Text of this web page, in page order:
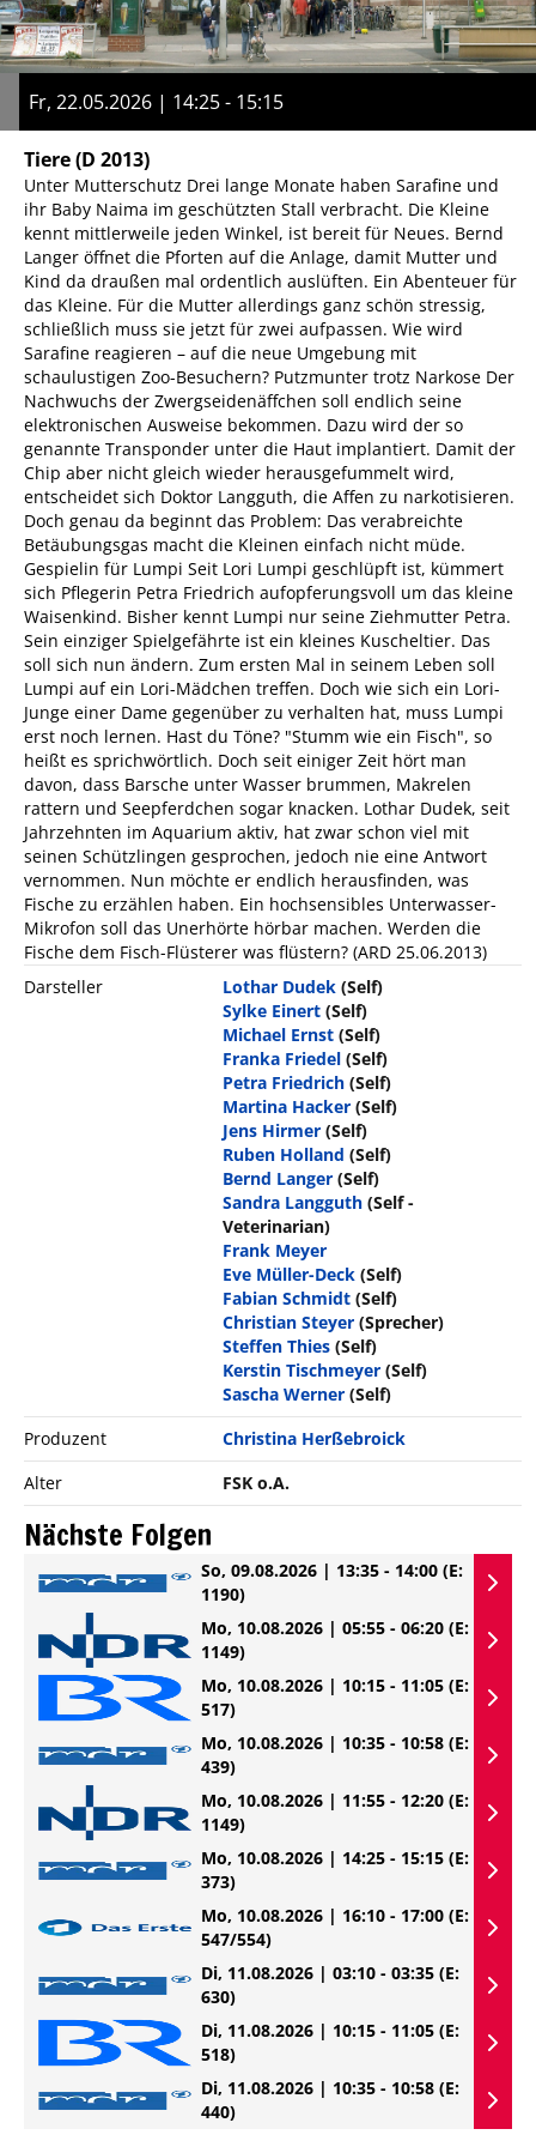
Fr, 22.05.2026 | 14:25 - 15:15
Tiere(D 2013)
Unter Mutterschutz Drei lange Monate haben Sarafine und
ihr Baby Naima im geschützten Stall verbracht. Die Kleine
kennt mittlerweile jeden Winkel, ist bereit für Neues. Bernd
Langer öffnet die Pforten auf die Anlage, damit Mutter und
Kind da draußen mal ordentlich auslüften. Ein Abenteuer für
das Kleine. Für die Mutter allerdings ganz schön stressig,
schließlich muss sie jetzt für zwei aufpassen. Wie wird
Sarafine reagieren – auf die neue Umgebung mit
schaulustigen Zoo-Besuchern? Putzmunter trotz Narkose Der
Nachwuchs der Zwergseidenäffchen soll endlich seine
elektronischen Ausweise bekommen. Dazu wird der so
genannte Transponder unter die Haut implantiert. Damit der
Chip aber nicht gleich wieder herausgefummelt wird,
entscheidet sich Doktor Langguth, die Affen zu narkotisieren.
Doch genau da beginnt das Problem: Das verabreichte
Betäubungsgas macht die Kleinen einfach nicht müde.
Gespielin für Lumpi Seit Lori Lumpi geschlüpft ist, kümmert
sich Pflegerin Petra Friedrich aufopferungsvoll um das kleine
Waisenkind. Bisher kennt Lumpi nur seine Ziehmutter Petra.
Sein einziger Spielgefährte ist ein kleines Kuscheltier. Das
soll sich nun ändern. Zum ersten Mal in seinem Leben soll
Lumpi auf ein Lori-Mädchen treffen. Doch wie sich ein Lori-
Junge einer Dame gegenüber zu verhalten hat, muss Lumpi
erst noch lernen. Hast du Töne? "Stumm wie ein Fisch", so
heißt es sprichwörtlich. Doch seit einiger Zeit hört man
davon, dass Barsche unter Wasser brummen, Makrelen
rattern und Seepferdchen sogar knacken. Lothar Dudek, seit
Jahrzehnten im Aquarium aktiv, hat zwar schon viel mit
seinen Schützlingen gesprochen, jedoch nie eine Antwort
vernommen. Nun möchte er endlich herausfinden, was
Fische zu erzählen haben. Ein hochsensibles Unterwasser-
Mikrofon soll das Unerhörte hörbar machen. Werden die
Fische dem Fisch-Flüsterer was flüstern? (ARD 25.06.2013)
Darsteller
Lothar Dudek (Self)
Sylke Einert (Self)
Michael Ernst (Self)
Franka Friedel (Self)
Petra Friedrich (Self)
Martina Hacker (Self)
Jens Hirmer (Self)
Ruben Holland (Self)
Bernd Langer (Self)
Sandra Langguth (Self -
Veterinarian)
Frank Meyer
Eve Müller-Deck (Self)
Fabian Schmidt (Self)
Christian Steyer (Sprecher)
Steffen Thies (Self)
Kerstin Tischmeyer (Self)
Sascha Werner (Self)
Produzent
Christina Herßebroick
Alter
FSK o.A.
Nächste Folgen
So, 09.08.2026 | 13:35 - 14:00 (E:
1190)
Mo, 10.08.2026 | 05:55 - 06:20 (E:
1149)
Mo, 10.08.2026 | 10:15 - 11:05 (E:
517)
Mo, 10.08.2026 | 10:35 - 10:58 (E:
439)
Mo, 10.08.2026 | 11:55 - 12:20 (E:
1149)
Mo, 10.08.2026 | 14:25 - 15:15 (E:
373)
Mo, 10.08.2026 | 16:10 - 17:00 (E:
547/554)
Di, 11.08.2026 | 03:10 - 03:35 (E:
630)
Di, 11.08.2026 | 10:15 - 11:05 (E:
518)
Di, 11.08.2026 | 10:35 - 10:58 (E:
440)